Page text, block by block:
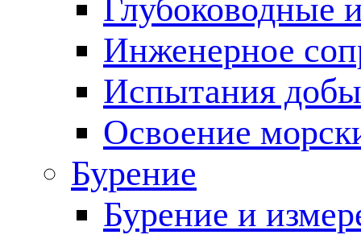
Глубоководные
Инженерное
Испытания
Освоение
Бурение
Бурение и